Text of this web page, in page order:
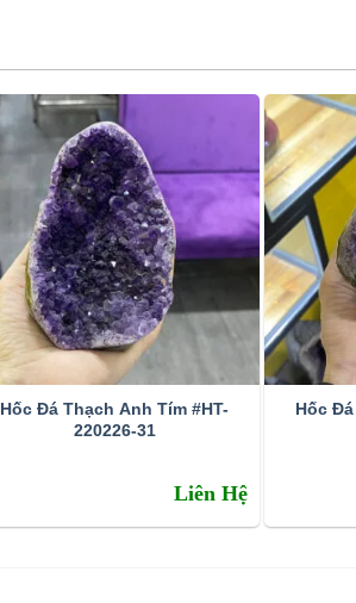
Hốc Đá Thạch Anh Tím #HT-
220226-31
Liên Hệ
Hốc